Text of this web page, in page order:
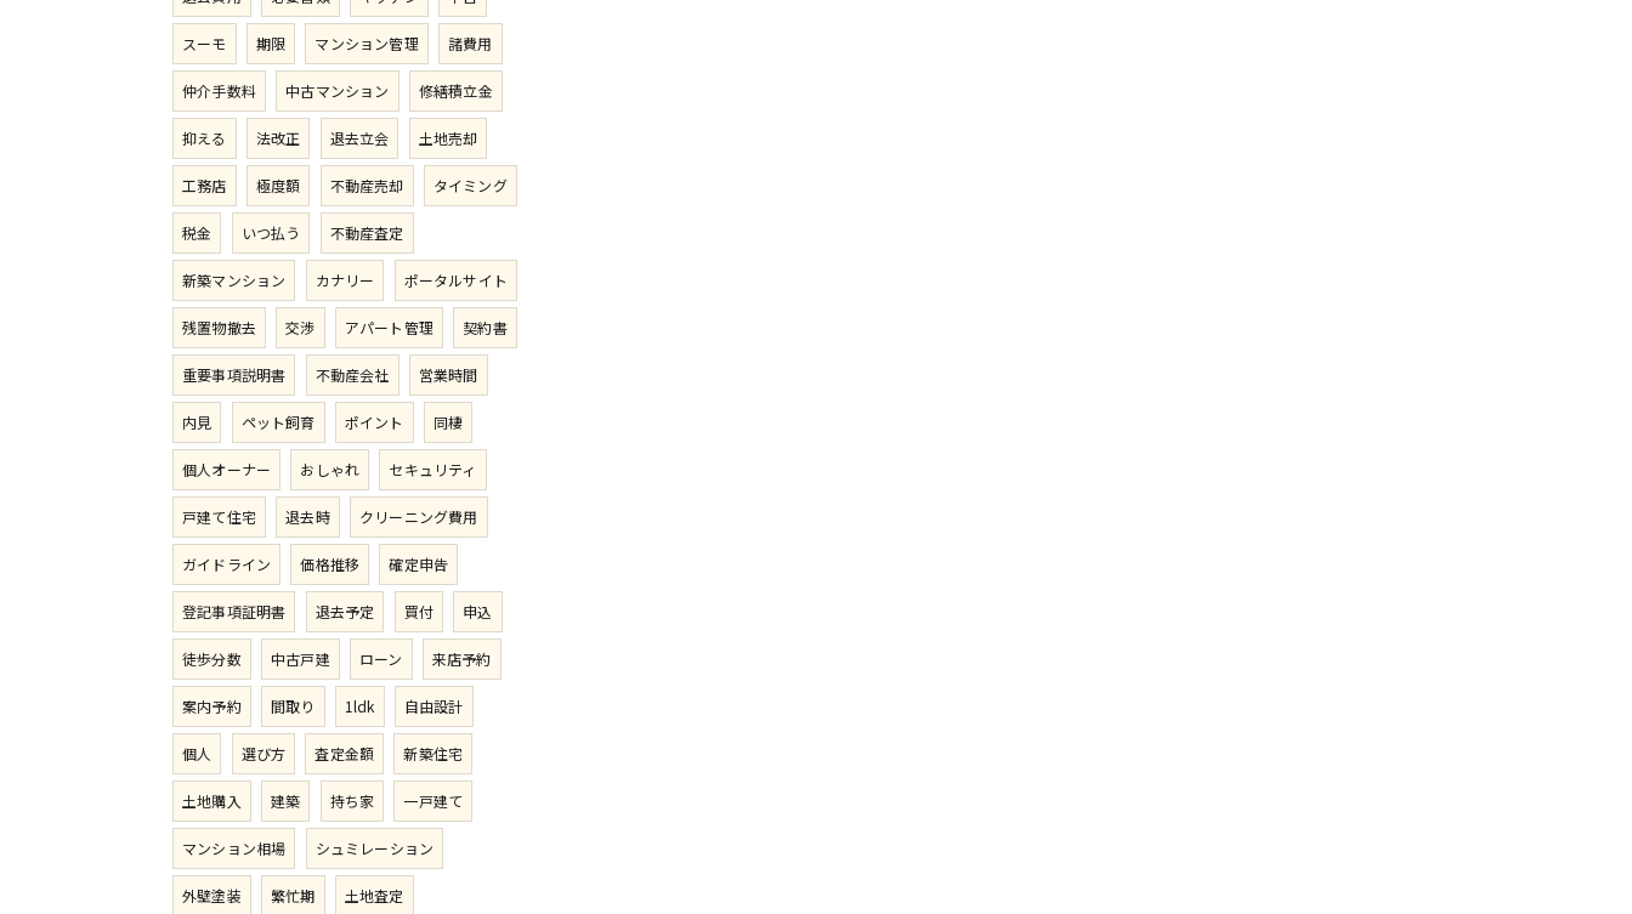
スーモ 期限 マンション管理 諸費用
仲介手数料 中古マンション 修繕積立金
抑える 法改正 退去立会 土地売却
工務店 極度額 不動産売却 タイミング
税金 いつ払う 不動産査定
新築マンション カナリー ポータルサイト
残置物撤去 交渉 アパート管理 契約書
重要事項説明書 不動産会社 営業時間
内見 ペット飼育 ポイント 同棲
個人オーナー おしゃれ セキュリティ
戸建て住宅 退去時 クリーニング費用
ガイドライン 価格推移 確定申告
登記事項証明書 退去予定 買付 申込
徒歩分数 中古戸建 ローン 来店予約
案内予約 間取り 1ldk 自由設計
個人 選び方 査定金額 新築住宅
土地購入 建築 持ち家 一戸建て
マンション相場 シュミレーション
外壁塗装 繁忙期 土地査定